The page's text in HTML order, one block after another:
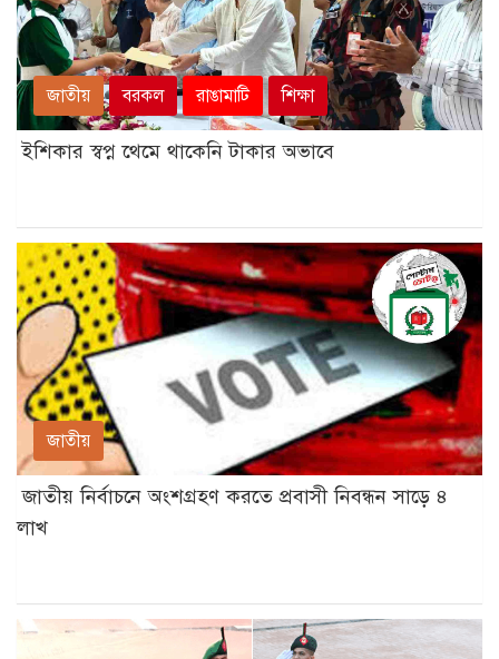
জাতীয় বরকল রাঙামাটি শিক্ষা
ইশিকার স্বপ্ন থেমে থাকেনি টাকার অভাবে
জাতীয়
জাতীয় নির্বাচনে অংশগ্রহণ করতে প্রবাসী নিবন্ধন সাড়ে ৪
লাখ